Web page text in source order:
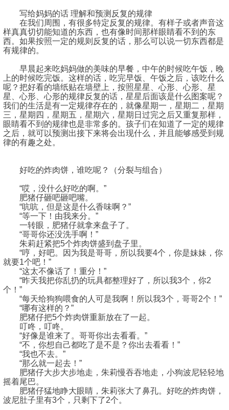
写给妈妈的话 理解和预测反复的规律
在我们周围，有很多特定反复的规律。有样子或者声音这
样真真切切能知道的东西，也有像时间那样眼睛看不到的东
西。如果按照一定的规则反复的话，那么可以说一切东西都是
有规律的。
早晨起来吃妈妈做的美味的早餐，中午的时候吃午饭，晚
上的时候吃完饭。这样的话，吃完早饭、午饭之后，该吃什么
呢？把好看的墙纸贴在墙壁上，按照星星、心形、心形、星
星、心形、心形的规律反复的话，星星后面该是什么图案呢？
我们的生活是有一定规律存在的，就像星期一，星期二，星期
三，星期四，星期五，星期六，星期日过完之后又重复那样，
眼睛看不到的规律也是非常多的。孩子们在知道了一定的规律
之后，就可以预测出接下来将会出现什么，并且能够感受到规
律的有趣之处。
好吃的炸肉饼，谁吃呢？（分裂与组合）
“哎，没什么好吃的啊。”
肥猪仔砸吧砸吧嘴。
“吭吭，但是这是什么香味啊？”
“等一下！由我来分。”
一转眼，肥猪仔就拿来盘子了。
“哥哥你还没洗手啊！”
朱莉赶紧把5个炸肉饼盛到盘子里。
“哼，好吧。因为我是哥哥，所以我要4个，你是妹妹，你
就要1个吧！”
“这太不像话了！重分！”
“昨天我把你乱扔的玩具都整理好了，所以我3个，你2
个！”
“每天给狗狗喂食的人可是我啊！所以我3个，哥哥2个！”
“哪有这样的？”
肥猪仔把5个炸肉饼重新放在了一起。
叮咚，叮咚。
“好像是谁来了。哥哥你出去看看。”
“不，你想自己都吃了是不是？你出去看看！”
“我也不去。”
“那么就一起去！”
肥猪仔大步大步地走，朱莉慢吞吞地走，小狗波尼轻轻地
摇着尾巴。
肥猪仔猛地睁大眼睛，朱莉张大了鼻孔。好吃的炸肉饼，
波尼肚子里有3个，只剩下了2个。